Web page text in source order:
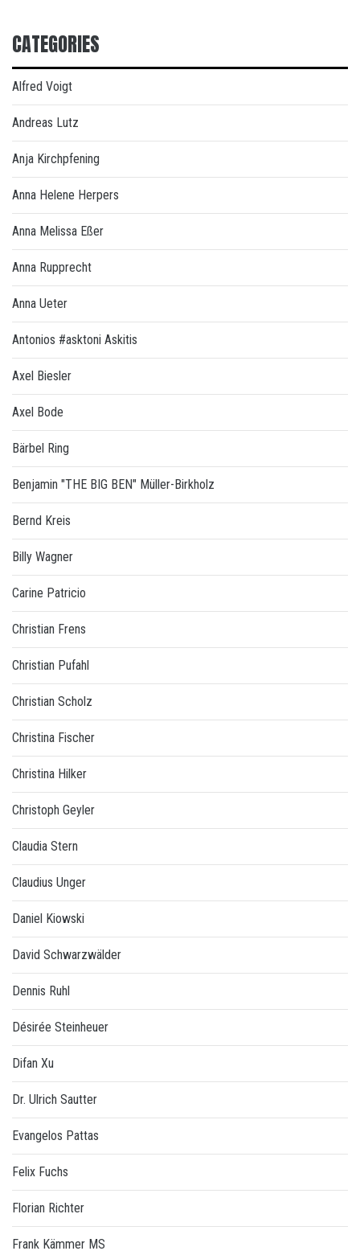
CATEGORIES
Alfred Voigt
Andreas Lutz
Anja Kirchpfening
Anna Helene Herpers
Anna Melissa Eßer
Anna Rupprecht
Anna Ueter
Antonios #asktoni Askitis
Axel Biesler
Axel Bode
Bärbel Ring
Benjamin "THE BIG BEN" Müller-Birkholz
Bernd Kreis
Billy Wagner
Carine Patricio
Christian Frens
Christian Pufahl
Christian Scholz
Christina Fischer
Christina Hilker
Christoph Geyler
Claudia Stern
Claudius Unger
Daniel Kiowski
David Schwarzwälder
Dennis Ruhl
Désirée Steinheuer
Difan Xu
Dr. Ulrich Sautter
Evangelos Pattas
Felix Fuchs
Florian Richter
Frank Kämmer MS